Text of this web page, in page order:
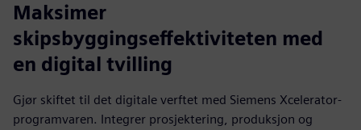
Maksimer
skipsbyggingseffektiviteten med
en digital tvilling
Gjør skiftet til det digitale verftet med Siemens Xcelerator-
programvaren. Integrer prosjektering, produksjon og